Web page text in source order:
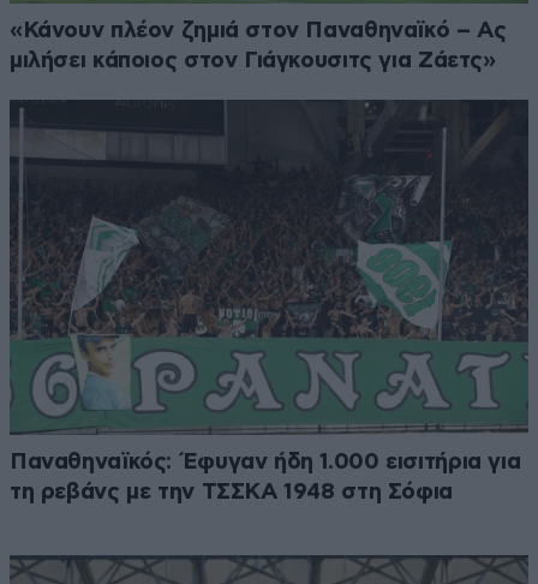
«Κάνουν πλέον ζημιά στον Παναθηναϊκό – Ας
μιλήσει κάποιος στον Γιάγκουσιτς για Ζάετς»
Παναθηναϊκός: Έφυγαν ήδη 1.000 εισιτήρια για
τη ρεβάνς με την ΤΣΣΚΑ 1948 στη Σόφια